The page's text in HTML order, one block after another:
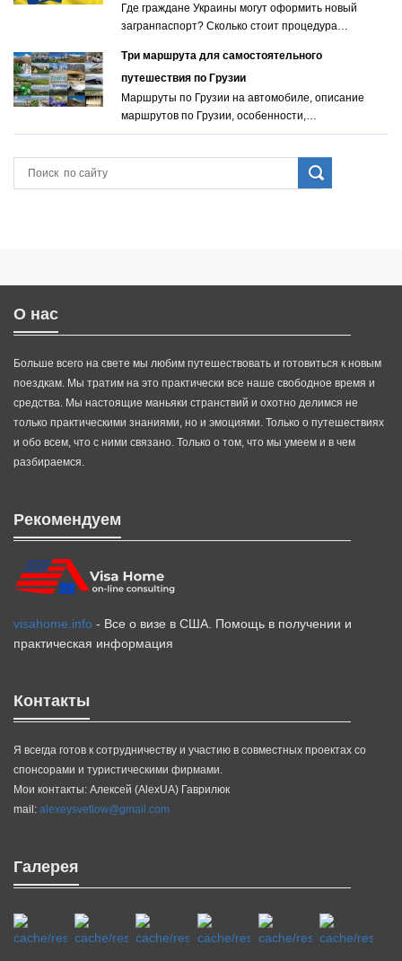
Где граждане Украины могут оформить новый
загранпаспорт? Сколько стоит процедура…
Три маршрута для самостоятельного
путешествия по Грузии
Маршруты по Грузии на автомобиле, описание
маршрутов по Грузии, особенности,…
О нас
Больше всего на свете мы любим путешествовать и готовиться к новым
поездкам. Мы тратим на это практически все наше свободное время и
средства. Мы настоящие маньяки странствий и охотно делимся не
только практическими знаниями, но и эмоциями. Только о путешествиях
и обо всем, что с ними связано. Только о том, что мы умеем и в чем
разбираемся.
Рекомендуем
visahome.info - Все о визе в США. Помощь в получении и
практическая информация
Контакты
Я всегда готов к сотрудничеству и участию в совместных проектах со
спонсорами и туристическими фирмами.
Мои контакты: Алексей (AlexUA) Гаврилюк
mail: alexeysvetlow@gmail.com
Галерея